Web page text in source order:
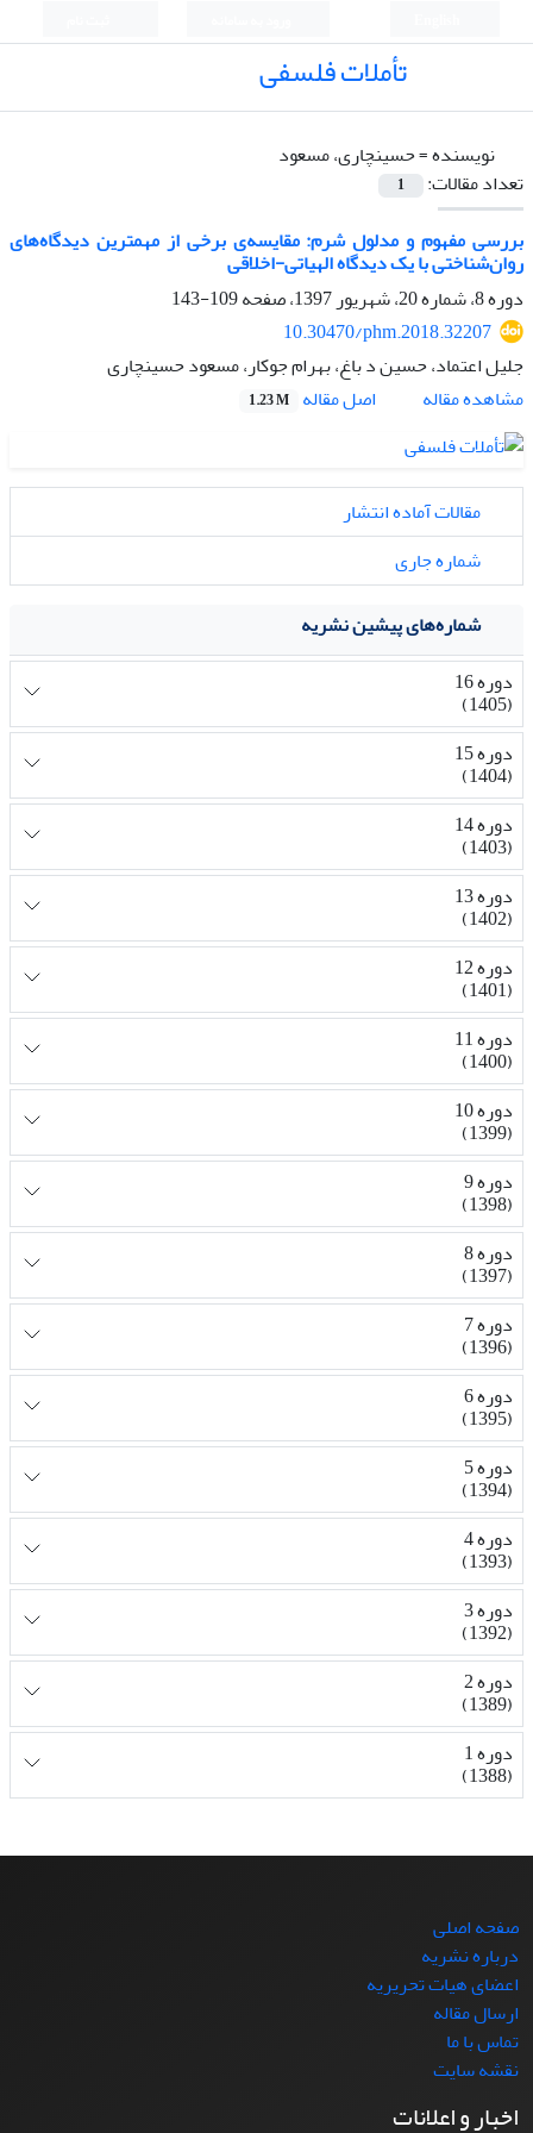
تأملات فلسفی
نویسنده =حسینچاری، مسعود
تعداد مقالات:
1
بررسی مفهوم‌ و مدلول شرم: مقایسه‌‌ی برخی از مهمترین دیدگاه‌های
روان‌شناختی‌ با یک دیدگاه الهیاتی-اخلاقی
دوره 8، شماره 20، شهریور 1397، صفحه
109-143
10.30470/phm.2018.32207
جلیل اعتماد، حسین د باغ، بهرام جوکار، مسعود حسینچاری
مشاهده مقاله
اصل مقاله 1.23 M
مقالات آماده انتشار
شماره جاری
شماره‌های پیشین نشریه
دوره 16
(1405)
دوره 15
(1404)
دوره 14
(1403)
دوره 13
(1402)
دوره 12
(1401)
دوره 11
(1400)
دوره 10
(1399)
دوره 9
(1398)
دوره 8
(1397)
دوره 7
(1396)
دوره 6
(1395)
دوره 5
(1394)
دوره 4
(1393)
دوره 3
(1392)
دوره 2
(1389)
دوره 1
(1388)
صفحه اصلی
درباره نشریه
اعضای هیات تحریریه
ارسال مقاله
تماس با ما
نقشه سایت
اخبار و اعلانات